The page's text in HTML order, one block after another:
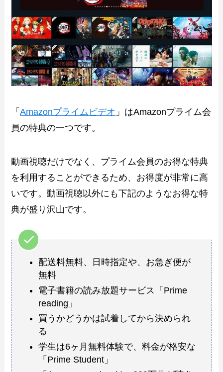
「Amazonプライムビデオ 」はAmazonプライム会
員の特典の一つです。
動画視聴だけでなく、プライム会員のお得な特典
を利用することができるため、お得度が非常に高
いです。動画視聴以外にも下記のようなお得な特
典が盛り沢山です。
配送料無料、日時指定や、お急ぎ便が
無料
電子書籍の読み放題サービス「Prime
reading」
買うかどうかは試着してから決められ
る
学生は6ヶ月無料体験で、料金が格安な
「Prime Student」